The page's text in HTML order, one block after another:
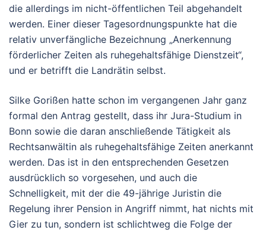
die allerdings im nicht-öffentlichen Teil abgehandelt
werden. Einer dieser Tagesordnungspunkte hat die
relativ unverfängliche Bezeichnung „Anerkennung
förderlicher Zeiten als ruhegehaltsfähige Dienstzeit“,
und er betrifft die Landrätin selbst.
Silke Gorißen hatte schon im vergangenen Jahr ganz
formal den Antrag gestellt, dass ihr Jura-Studium in
Bonn sowie die daran anschließende Tätigkeit als
Rechtsanwältin als ruhegehaltsfähige Zeiten anerkannt
werden. Das ist in den entsprechenden Gesetzen
ausdrücklich so vorgesehen, und auch die
Schnelligkeit, mit der die 49-jährige Juristin die
Regelung ihrer Pension in Angriff nimmt, hat nichts mit
Gier zu tun, sondern ist schlichtweg die Folge der